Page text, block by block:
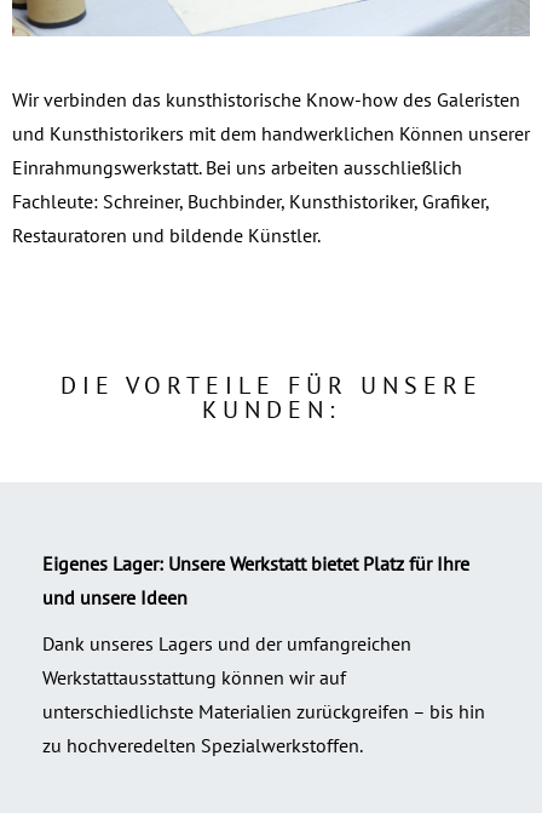
Wir verbinden das kunsthistorische Know-how des Galeristen
und Kunsthistorikers mit dem handwerklichen Können unserer
Einrahmungswerkstatt. Bei uns arbeiten ausschließlich
Fachleute: Schreiner, Buchbinder, Kunsthistoriker, Grafiker,
Restauratoren und bildende Künstler.
DIE VORTEILE FÜR UNSERE
KUNDEN:
Eigenes Lager: Unsere Werkstatt bietet Platz für Ihre
und unsere Ideen
Dank unseres Lagers und der umfangreichen
Werkstattausstattung können wir auf
unterschiedlichste Materialien zurückgreifen – bis hin
zu hochveredelten Spezialwerkstoffen.